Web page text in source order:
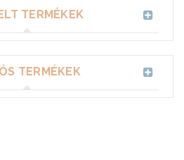
TERMÉKEK
TERMÉKEK